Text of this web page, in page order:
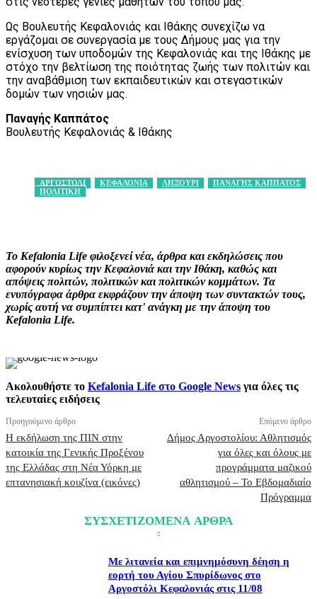
Ως Βουλευτής Κεφαλονιάς και Ιθάκης συνεχίζω να
εργάζομαι σε συνεργασία με τους Δήμους μας για την
ενίσχυση των υποδομών της Κεφαλονιάς και της Ιθάκης με
στόχο την βελτίωση της ποιότητας ζωής των πολιτών και
την αναβάθμιση των εκπαιδευτικών και στεγαστικών
δομών των νησιών μας.
Παναγής Καππάτος
Βουλευτής Κεφαλονιάς & Ιθάκης
ΑΡΓΟΣΤΟΛΙ ΚΕΦΑΛΟΝΙΑ ΛΗΞΟΥΡΙ
ΠΑΝΑΓΗΣ ΚΑΠΠΑΤΟΣ
ΠΟΛΙΤΙΚΗ
Το Kefalonia Life φιλοξενεί νέα, άρθρα και εκδηλώσεις που
αφορούν κυρίως την Κεφαλονιά και την Ιθάκη, καθώς και
απόψεις πολιτών, πολιτικών και πολιτικών κομμάτων. Τα
ενυπόγραφα άρθρα εκφράζουν την άποψη των συντακτών τους,
χωρίς αυτή να συμπίπτει κατ' ανάγκη με την άποψη του
Kefalonia Life.
Ακολουθήστε το Kefalonia Life στο Google News για όλες τις
τελευταίες ειδήσεις
Προηγούμενο άρθρο
Η εκδήλωση της ΠΙΝ στην
κατοικία της Γενικής Προξένου
της Ελλάδας στη Νέα Υόρκη με
επτανησιακή κουζίνα (εικόνες)
Επόμενο άρθρο
Δήμος Αργοστολίου: Αθλητισμός
για όλες και όλους με
προγράμματα μαζικού
αθλητισμού – Το Εβδομαδιαίο
Πρόγραμμα
ΣΥΣΧΕΤΙΖΟΜΕΝΑ ΑΡΘΡΑ
Με λιτανεία και επιμνημόσυνη δέηση η
εορτή του Αγίου Σπυρίδωνος στο
Αργοστόλι Κεφαλονιάς στις 11/08